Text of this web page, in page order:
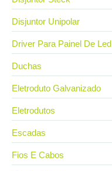
Disjuntor Unipolar
Driver Para Painel De Led
Duchas
Eletroduto Galvanizado
Eletrodutos
Escadas
Fios E Cabos